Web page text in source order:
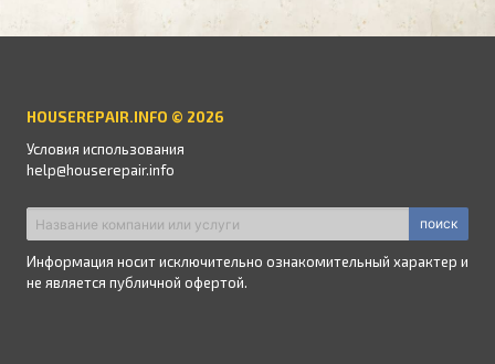
HOUSEREPAIR.INFO © 2026
Условия использования
help@houserepair.info
поиск
Информация носит исключительно ознакомительный характер и
не является публичной офертой.